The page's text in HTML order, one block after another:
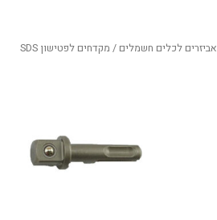
אביזרים לכלים חשמלים / מקדחים לפטישון SDS